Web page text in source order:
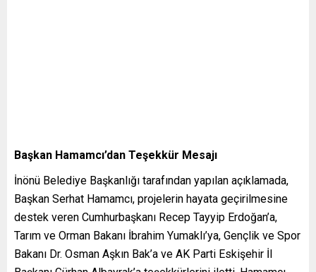
Başkan Hamamcı’dan Teşekkür Mesajı
İnönü Belediye Başkanlığı tarafından yapılan açıklamada,
Başkan Serhat Hamamcı, projelerin hayata geçirilmesine
destek veren Cumhurbaşkanı Recep Tayyip Erdoğan’a,
Tarım ve Orman Bakanı İbrahim Yumaklı’ya, Gençlik ve Spor
Bakanı Dr. Osman Aşkın Bak’a ve AK Parti Eskişehir İl